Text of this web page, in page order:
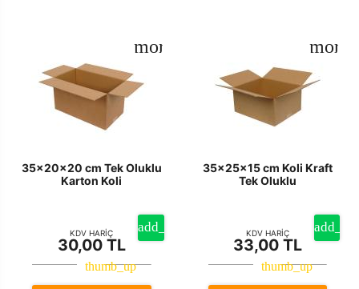
35x20x20 cm Tek Oluklu
Karton Koli
KDV HARİÇ
30,00 TL
35x25x15 cm Koli Kraft
Tek Oluklu
KDV HARİÇ
33,00 TL